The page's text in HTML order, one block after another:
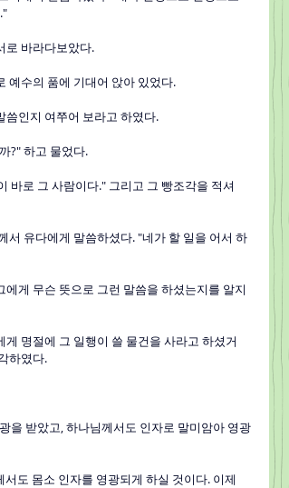
로 바라다보았다.
예수의 품에 기대어 앉아 있었다.
씀인지 여쭈어 보라고 하였다.
?" 하고 물었다.
바로 그 사람이다." 그리고 그 빵조각을 적셔
서 유다에게 말씀하셨다. "네가 할 일을 어서 하
에게 무슨 뜻으로 그런 말씀을 하셨는지를 알지
게 명절에 그 일행이 쓸 물건을 사라고 하셨거
하였다.
을 받았고, 하나님께서도 인자로 말미암아 영광
도 몸소 인자를 영광되게 하실 것이다. 이제